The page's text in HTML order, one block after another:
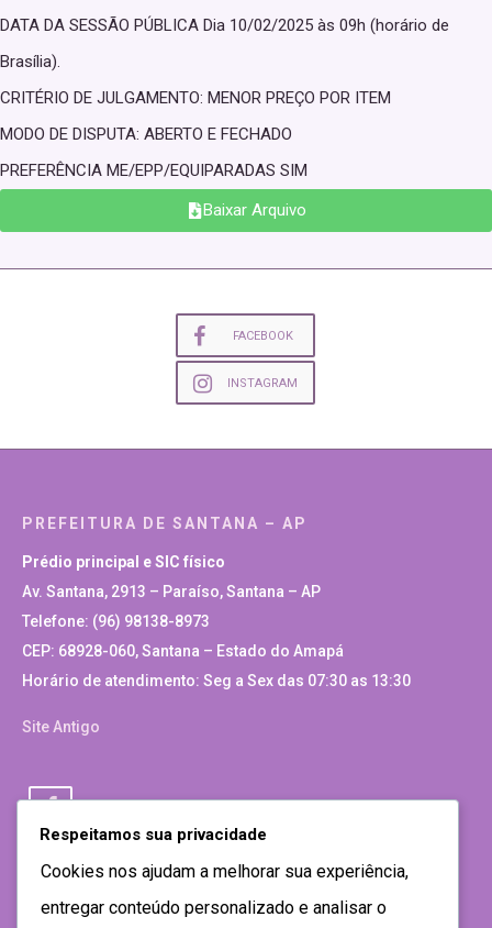
DATA DA SESSÃO PÚBLICA Dia 10/02/2025 às 09h (horário de
Brasília).
CRITÉRIO DE JULGAMENTO: MENOR PREÇO POR ITEM
MODO DE DISPUTA: ABERTO E FECHADO
PREFERÊNCIA ME/EPP/EQUIPARADAS SIM
Baixar Arquivo
FACEBOOK
INSTAGRAM
PREFEITURA DE SANTANA – AP
Prédio principal e SIC físico
Av. Santana, 2913 – Paraíso, Santana – AP
Telefone: (96) 98138-8973
CEP: 68928-060, Santana – Estado do Amapá
Horário de atendimento: Seg a Sex das 07:30 as 13:30
Site Antigo
Respeitamos sua privacidade
Cookies nos ajudam a melhorar sua experiência,
entregar conteúdo personalizado e analisar o